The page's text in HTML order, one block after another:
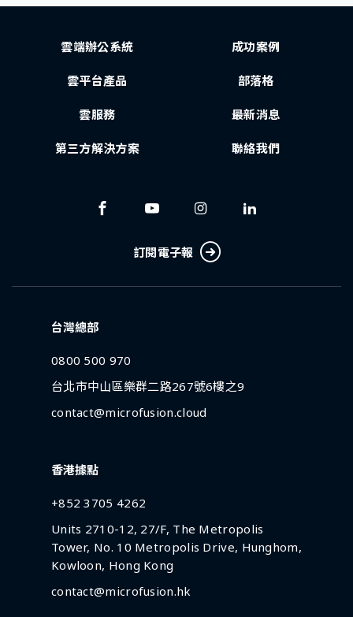
雲端辦公系統
雲平台產品
雲服務
第三方解決方案
成功案例
部落格
最新消息
聯絡我們
訂閱電子報
台灣總部
0800 500 970
台北市中山區樂群二路267號6樓之9
contact@microfusion.cloud
香港據點
+852 3705 4262
Units 2710-12, 27/F, The Metropolis
Tower, No. 10 Metropolis Drive, Hunghom,
Kowloon, Hong Kong
contact@microfusion.hk